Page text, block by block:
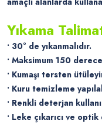
Yıkama
• 30° de yıkanmalıdır.
• Maksimum 150
• Kumaşı tersten
• Kuru temizleme
• Renkli deterjan
• Leke çıkarıcı ve